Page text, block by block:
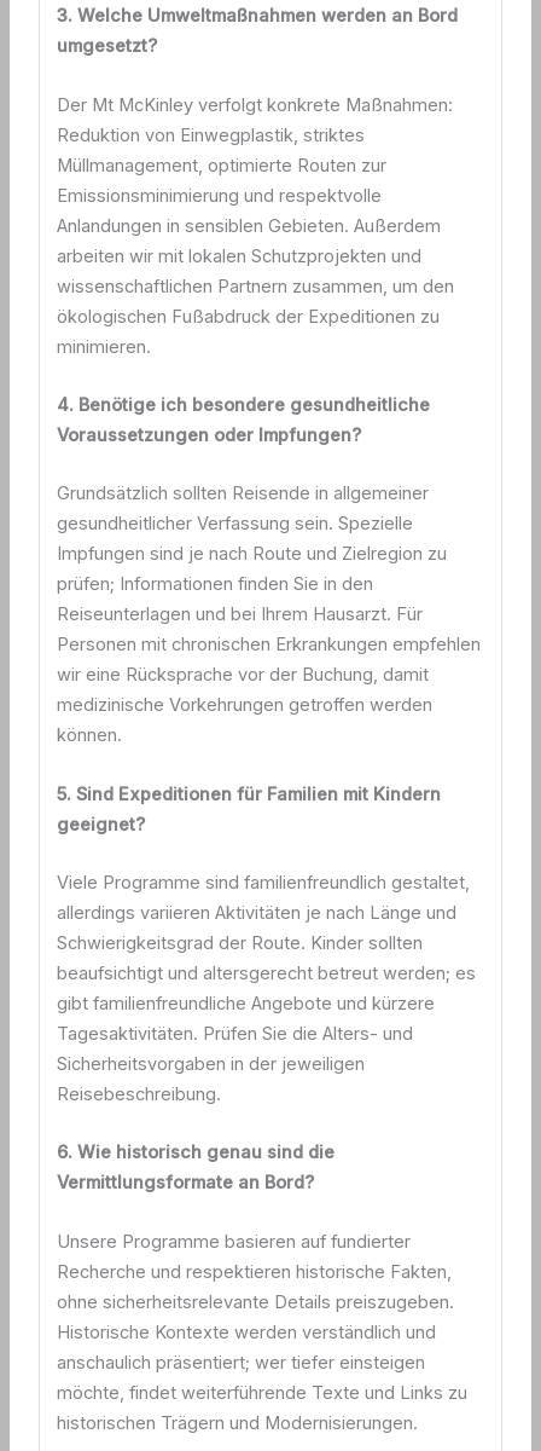
3. Welche Umweltmaßnahmen werden an Bord
umgesetzt?
Der Mt McKinley verfolgt konkrete Maßnahmen:
Reduktion von Einwegplastik, striktes
Müllmanagement, optimierte Routen zur
Emissionsminimierung und respektvolle
Anlandungen in sensiblen Gebieten. Außerdem
arbeiten wir mit lokalen Schutzprojekten und
wissenschaftlichen Partnern zusammen, um den
ökologischen Fußabdruck der Expeditionen zu
minimieren.
4. Benötige ich besondere gesundheitliche
Voraussetzungen oder Impfungen?
Grundsätzlich sollten Reisende in allgemeiner
gesundheitlicher Verfassung sein. Spezielle
Impfungen sind je nach Route und Zielregion zu
prüfen; Informationen finden Sie in den
Reiseunterlagen und bei Ihrem Hausarzt. Für
Personen mit chronischen Erkrankungen empfehlen
wir eine Rücksprache vor der Buchung, damit
medizinische Vorkehrungen getroffen werden
können.
5. Sind Expeditionen für Familien mit Kindern
geeignet?
Viele Programme sind familienfreundlich gestaltet,
allerdings variieren Aktivitäten je nach Länge und
Schwierigkeitsgrad der Route. Kinder sollten
beaufsichtigt und altersgerecht betreut werden; es
gibt familienfreundliche Angebote und kürzere
Tagesaktivitäten. Prüfen Sie die Alters- und
Sicherheitsvorgaben in der jeweiligen
Reisebeschreibung.
6. Wie historisch genau sind die
Vermittlungsformate an Bord?
Unsere Programme basieren auf fundierter
Recherche und respektieren historische Fakten,
ohne sicherheitsrelevante Details preiszugeben.
Historische Kontexte werden verständlich und
anschaulich präsentiert; wer tiefer einsteigen
möchte, findet weiterführende Texte und Links zu
historischen Trägern und Modernisierungen.